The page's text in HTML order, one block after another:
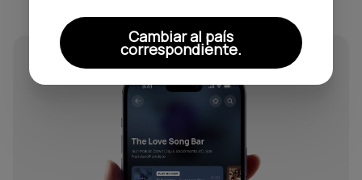
Cambiar al país
correspondiente.